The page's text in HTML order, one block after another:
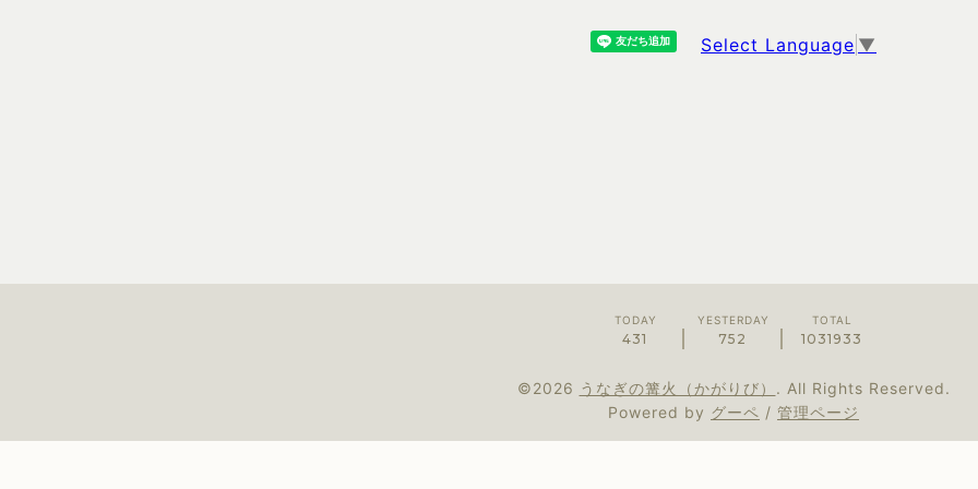
Select Language ▼
TODAY
431
YESTERDAY
752
TOTAL
1031933
©2026 うなぎの篝火（かがりび） . All Rights Reserved.
Powered by グーペ / 管理ページ